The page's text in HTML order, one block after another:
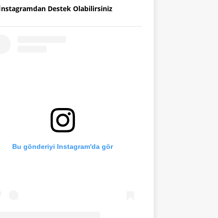
Destek Olabilirsiniz
Bu gönderiyi Instagram'da gör